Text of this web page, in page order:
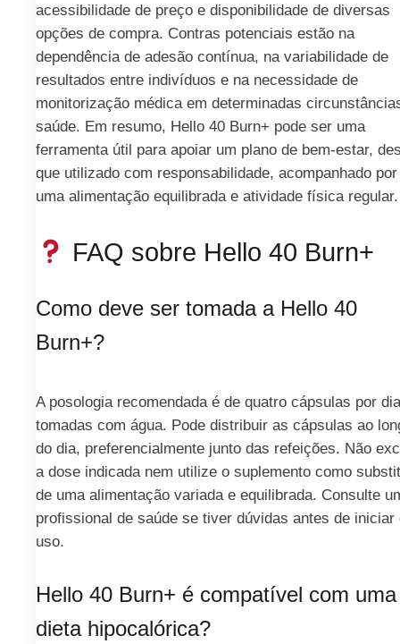
acessibilidade de preço e disponibilidade de diversas
opções de compra. Contras potenciais estão na
dependência de adesão contínua, na variabilidade de
resultados entre indivíduos e na necessidade de
monitorização médica em determinadas
saúde. Em resumo, Hello 40 Burn+ pode ser uma
ferramenta útil para apoiar um plano de bem‑estar,
que utilizado com responsabilidade, acompanhado por
uma alimentação equilibrada e atividade física regular.
FAQ sobre Hello 40 Burn+
Como deve ser tomada a Hello 40
Burn+?
A posologia recomendada é de quatro cápsulas por
tomadas com água. Pode distribuir as cápsulas ao
do dia, preferencialmente junto das refeições. Não
a dose indicada nem utilize o suplemento como
de uma alimentação variada e equilibrada. Consulte
profissional de saúde se tiver dúvidas antes de iniciar
uso.
Hello 40 Burn+ é compatível com uma
dieta hipocalórica?